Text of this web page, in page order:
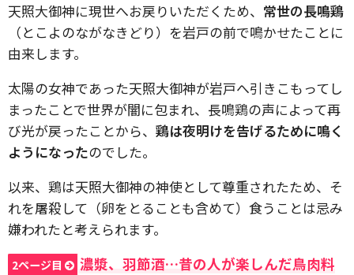
天照大御神に現世へお戻りいただくため、 常世の長鳴鶏
（とこよのながなきどり）を岩戸の前で鳴かせたことに
由来します。
太陽の女神であった天照大御神が岩戸へ引きこもってし
まったことで世界が闇に包まれ、長鳴鶏の声によって再
び光が戻ったことから、 鶏は夜明けを告げるために鳴く
ようになったのでした。
以来、鶏は天照大御神の神使として尊重されたため、そ
れを屠殺して（卵をとることも含めて）食うことは忌み
嫌われたと考えられます。
2ページ目 濃漿、羽節酒…昔の人が楽しんだ鳥肉料